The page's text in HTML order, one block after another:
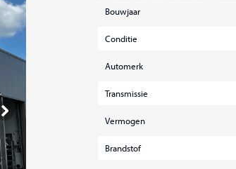
Bouwjaar
Conditie
Automerk
Transmissie
Vermogen
Brandstof